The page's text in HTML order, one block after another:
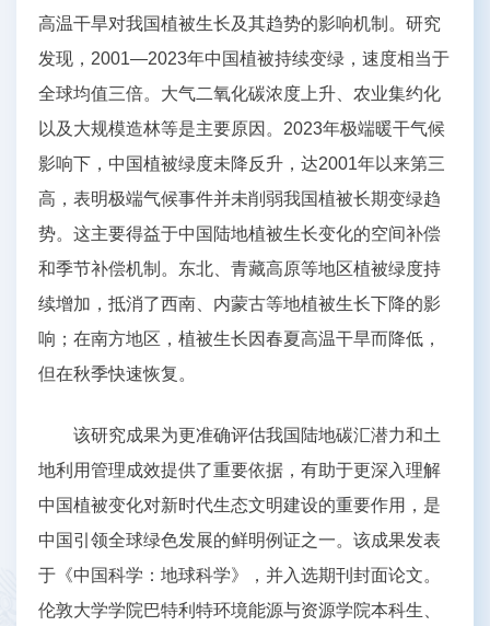
高温干旱对我国植被生长及其趋势的影响机制。研究
发现，2001—2023年中国植被持续变绿，速度相当于
全球均值三倍。大气二氧化碳浓度上升、农业集约化
以及大规模造林等是主要原因。2023年极端暖干气候
影响下，中国植被绿度未降反升，达2001年以来第三
高，表明极端气候事件并未削弱我国植被长期变绿趋
势。这主要得益于中国陆地植被生长变化的空间补偿
和季节补偿机制。东北、青藏高原等地区植被绿度持
续增加，抵消了西南、内蒙古等地植被生长下降的影
响；在南方地区，植被生长因春夏高温干旱而降低，
但在秋季快速恢复。
该研究成果为更准确评估我国陆地碳汇潜力和土
地利用管理成效提供了重要依据，有助于更深入理解
中国植被变化对新时代生态文明建设的重要作用，是
中国引领全球绿色发展的鲜明例证之一。该成果发表
于《中国科学：地球科学》，并入选期刊封面论文。
伦敦大学学院巴特利特环境能源与资源学院本科生、